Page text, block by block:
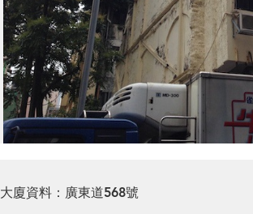
大廈資料：廣東道568號